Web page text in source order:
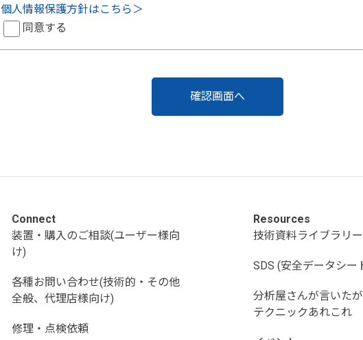
個人情報保護方針はこちら＞
同意する
Connect
装置・購入のご相談(ユーザー様向
け)
各種お問い合わせ(技術的・その他
全般、代理店様向け)
修理・点検依頼
Resources
技術資料ライブラリー
SDS (安全データシー
分析屋さんが言いた
テクニックあれこれ